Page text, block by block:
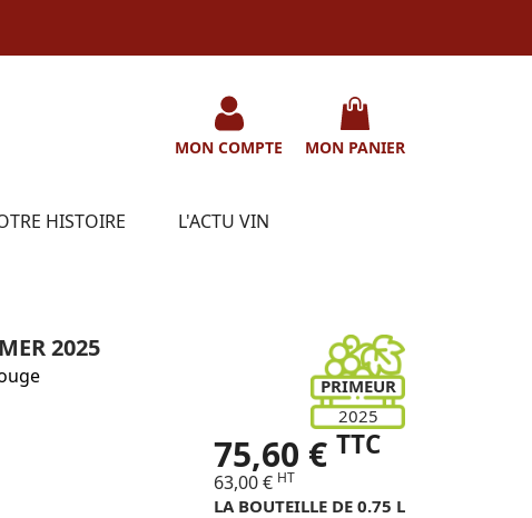
MON COMPTE MON PANIER
HISTOIRE
L'ACTU VIN
2025
PRIMEUR
2025
75,60 € TTC
63,00 € HT
LA BOUTEILLE DE 0.75 L